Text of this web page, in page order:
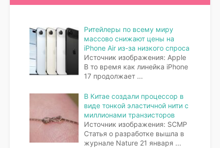
Ритейлеры по всему миру
массово снижают цены на
iPhone Air из-за низкого спроса
Источник изображения: Apple
В то время как линейка iPhone
17 продолжает ...
В Китае создали процессор в
виде тонкой эластичной нити с
миллионами транзисторов
Источник изображения: SCMP
Статья о разработке вышла в
журнале Nature 21 января ...